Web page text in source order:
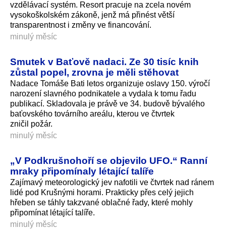
vzdělávací systém. Resort pracuje na zcela novém
vysokoškolském zákoně, jenž má přinést větší
transparentnost i změny ve financování.
minulý měsíc
Smutek v Baťově nadaci. Ze 30 tisíc knih
zůstal popel, zrovna je měli stěhovat
Nadace Tomáše Bati letos organizuje oslavy 150. výročí
narození slavného podnikatele a vydala k tomu řadu
publikací. Skladovala je právě ve 34. budově bývalého
baťovského továrního areálu, kterou ve čtvrtek
zničil požár.
minulý měsíc
„V Podkrušnohoří se objevilo UFO.“ Ranní
mraky připomínaly létající talíře
Zajímavý meteorologický jev nafotili ve čtvrtek nad ránem
lidé pod Krušnými horami. Prakticky přes celý jejich
hřeben se táhly takzvané oblačné řady, které mohly
připomínat létající talíře.
minulý měsíc